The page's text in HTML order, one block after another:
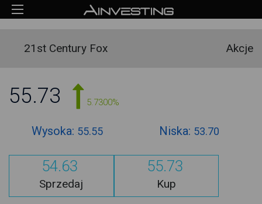
21st Century Fox Akcje
55.73 5.7300%
Wysoka: 55.55 Niska: 53.70
54.63
Sprzedaj
55.73
Kup